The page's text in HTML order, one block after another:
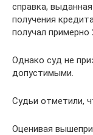
справка,
получения
получал примерно
Однако суд не
допустимыми.
Судьи отметили,
Оценивая